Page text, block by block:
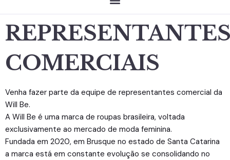
COMERCIAIS
Venha fazer parte da equipe de representantes comercial da
Will Be.
A Will Be é uma marca de roupas brasileira, voltada
exclusivamente ao mercado de moda feminina.
Fundada em 2020, em Brusque no estado de Santa Catarina
a marca está em constante evolução se consolidando no